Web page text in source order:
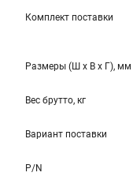
Комплект поставки
Размеры (Ш x В x Г), мм
Вес брутто, кг
Вариант поставки
P/N